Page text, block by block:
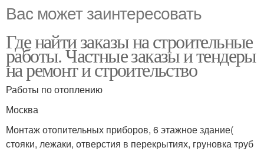
Вас может заинтересовать
Где найти заказы на строительные
работы. Частные заказы и тендеры
на ремонт и строительство
Работы по отоплению
Москва
Монтаж отопительных приборов, 6 этажное здание(
стояки, лежаки, отверстия в перекрытиях, груновка труб